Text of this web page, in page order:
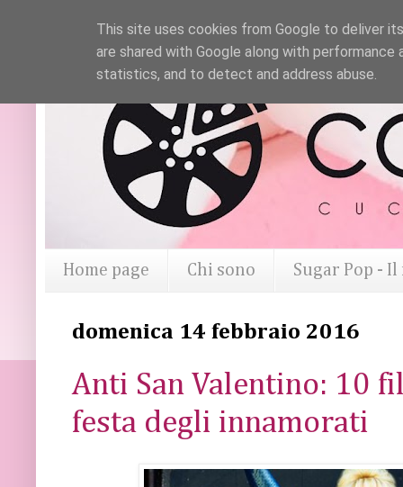
Home page Chi sono Sugar Pop -
domenica 14 febbraio 2016
Anti San Valentino: 10
festa degli innamorati
This site uses cookies from Google to deliver
are shared with Google along with
statistics, and to detect and address abuse.